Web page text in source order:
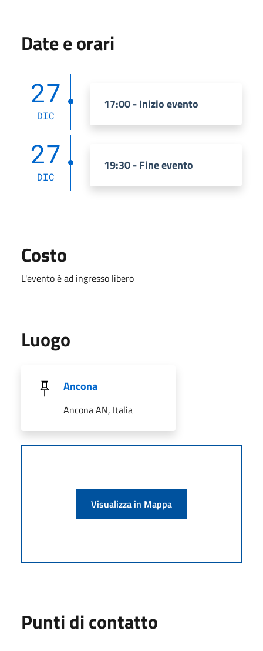
Date e orari
27
DIC
17:00 - Inizio evento
27
DIC
19:30 - Fine evento
Costo
L'evento è ad ingresso libero
Luogo
Ancona
Ancona AN, Italia
Visualizza in Mappa
Punti di contatto